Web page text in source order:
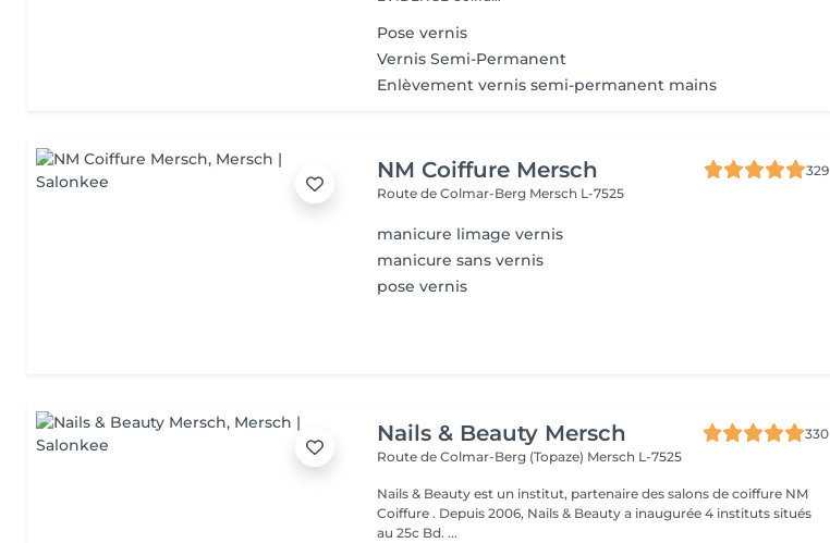
Pose vernis
Vernis Semi-Permanent
Enlèvement vernis semi-permanent mains
NM Coiffure Mersch
329
Route de Colmar-Berg Mersch L-7525
manicure limage vernis
manicure sans vernis
pose vernis
Nails & Beauty Mersch
330
Route de Colmar-Berg (Topaze) Mersch L-7525
Nails & Beauty est un institut, partenaire des salons de coiffure NM
Coiffure . Depuis 2006, Nails & Beauty a inaugurée 4 instituts situés
au 25c Bd. ...